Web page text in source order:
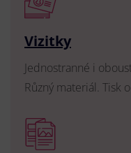
Vizitky
Jednostranné i
Různý materiál. Tisk